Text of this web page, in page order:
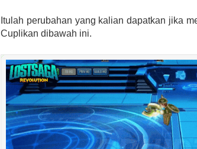
Itulah perubahan yang kalian dapatkan jika
Cuplikan dibawah ini.